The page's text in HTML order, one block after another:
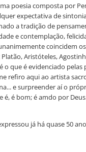
poesia composta por
expectativa de
a tradição de
e contemplação,
coincidem
Aristóteles,
o que é evidenciado pelas
refiro aqui ao artista
e surpreender aí o
é bom; é amdo por
já há quase 50